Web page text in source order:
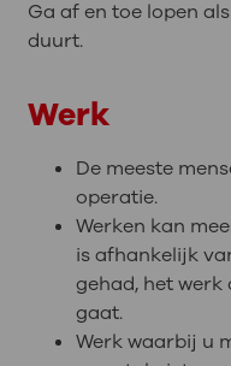
Ga af en toe lopen
duurt.
Werk
De meeste
operatie.
Werken kan
is afhankelijk
gehad, het werk
gaat.
Werk waarbij u